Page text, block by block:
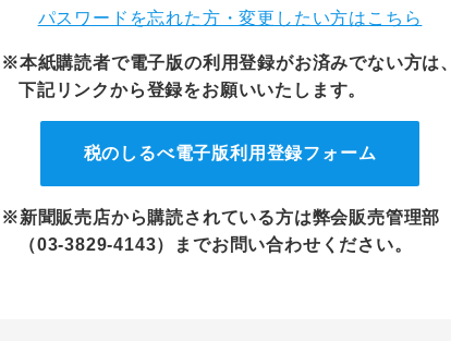
パスワードを忘れた方・変更したい方はこちら
※本紙購読者で電子版の利用登録がお済みでない方は、
下記リンクから登録をお願いいたします。
税のしるべ電子版利用登録フォーム
※新聞販売店から購読されている方は弊会販売管理部
（03-3829-4143）までお問い合わせください。